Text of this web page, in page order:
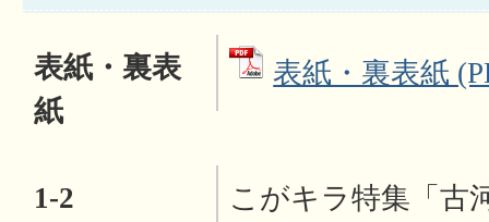
表紙・裏表
紙
表紙・裏表紙
1-2
こがキラ特集「古